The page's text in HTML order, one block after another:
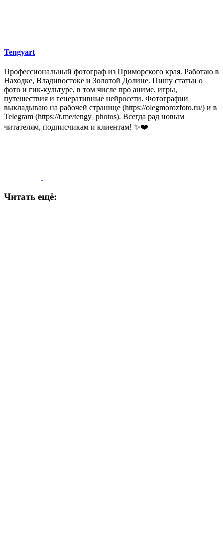
Tengyart
Профессиональный фотограф из Приморского края. Работаю в
Находке, Владивостоке и Золотой Долине. Пишу статьи о
фото и гик-культуре, в том числе про аниме, игры,
путешествия и генеративные нейросети. Фотографии
выкладываю на рабочей странице (https://olegmorozfoto.ru/) и в
Telegram (https://t.me/tengy_photos). Всегда рад новым
читателям, подписчикам и клиентам! ✨❤️
Читать ещё: